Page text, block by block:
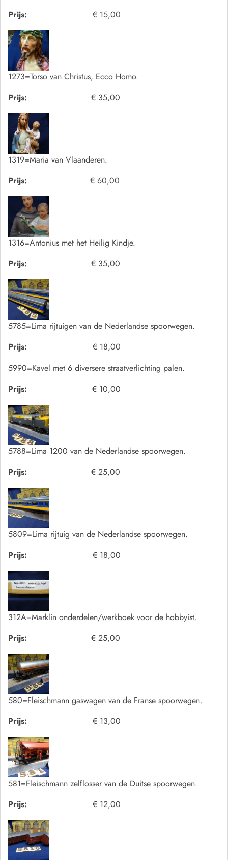
Prijs:
€ 15,00
1273=Torso van Christus, Ecco Homo.
Prijs:
€ 35,00
1319=Maria van Vlaanderen.
Prijs:
€ 60,00
1316=Antonius met het Heilig Kindje.
Prijs:
€ 35,00
5785=Lima rijtuigen van de Nederlandse spoorwegen.
Prijs:
€ 18,00
5990=Kavel met 6 diversere straatverlichting palen.
Prijs:
€ 10,00
5788=Lima 1200 van de Nederlandse spoorwegen.
Prijs:
€ 25,00
5809=Lima rijtuig van de Nederlandse spoorwegen.
Prijs:
€ 18,00
312A=Marklin onderdelen/werkboek voor de hobbyist.
Prijs:
€ 25,00
580=Fleischmann gaswagen van de Franse spoorwegen.
Prijs:
€ 13,00
581=Fleischmann zelflosser van de Duitse spoorwegen.
Prijs:
€ 12,00